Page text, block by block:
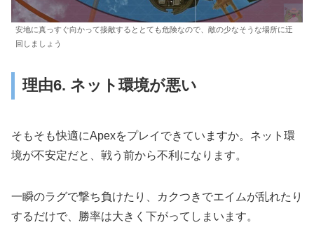
安地に真っすぐ向かって接敵するととても危険なので、敵の少なそうな場所に迂
回しましょう
理由6. ネット環境が悪い
そもそも快適にApexをプレイできていますか。ネット環
境が不安定だと、戦う前から不利になります。
一瞬のラグで撃ち負けたり、カクつきでエイムが乱れたり
するだけで、勝率は大きく下がってしまいます。